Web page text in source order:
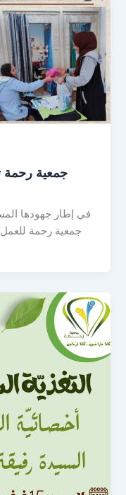
جمعية رحمة
في إطار جهودها
جمعية رحمة